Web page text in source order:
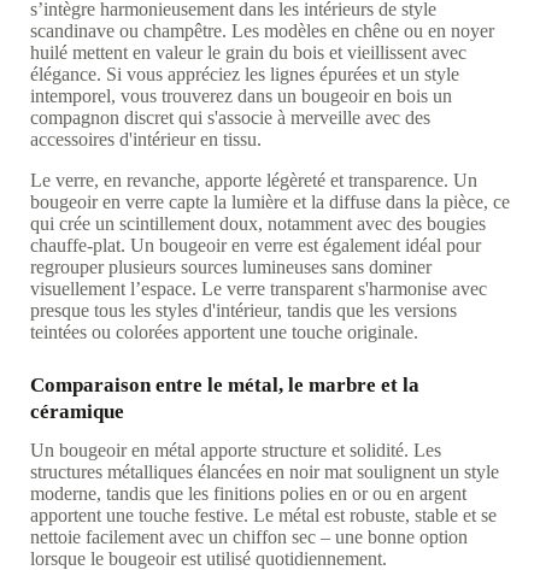
s’intègre harmonieusement dans les intérieurs de style
scandinave ou champêtre. Les modèles en chêne ou en noyer
huilé mettent en valeur le grain du bois et vieillissent avec
élégance. Si vous appréciez les lignes épurées et un style
intemporel, vous trouverez dans un bougeoir en bois un
compagnon discret qui s'associe à merveille avec des
accessoires d'intérieur en tissu.
Le verre, en revanche, apporte légèreté et transparence. Un
bougeoir en verre capte la lumière et la diffuse dans la pièce, ce
qui crée un scintillement doux, notamment avec des bougies
chauffe-plat. Un bougeoir en verre est également idéal pour
regrouper plusieurs sources lumineuses sans dominer
visuellement l’espace. Le verre transparent s'harmonise avec
presque tous les styles d'intérieur, tandis que les versions
teintées ou colorées apportent une touche originale.
Comparaison entre le métal, le marbre et la
céramique
Un bougeoir en métal apporte structure et solidité. Les
structures métalliques élancées en noir mat soulignent un style
moderne, tandis que les finitions polies en or ou en argent
apportent une touche festive. Le métal est robuste, stable et se
nettoie facilement avec un chiffon sec – une bonne option
lorsque le bougeoir est utilisé quotidiennement.